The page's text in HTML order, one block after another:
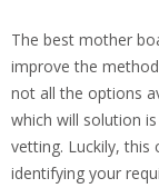
The best mother
improve the
not all the options
which will solution
vetting. Luckily,
identifying your